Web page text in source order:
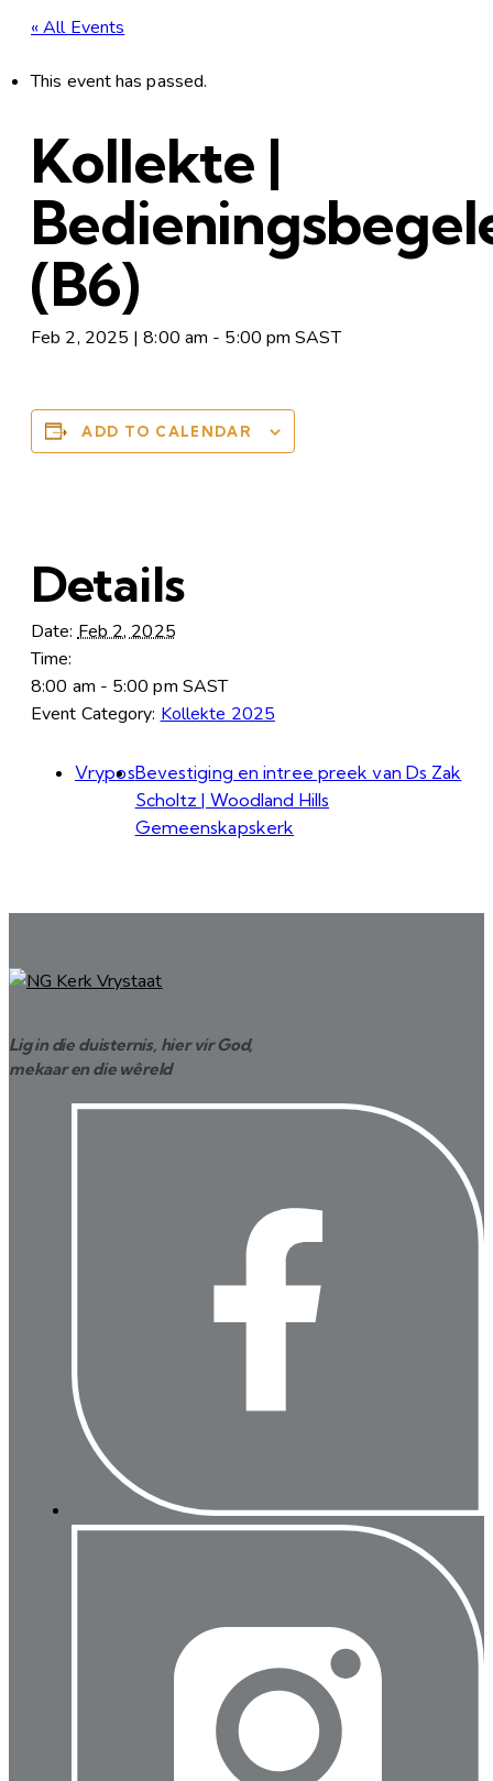
« All Events
This event has passed.
Kollekte |
(B6)
Feb 2, 2025 | 8:00 am - 5:00 pm SAST
ADD TO CALENDAR
Details
Date: Feb 2, 2025
Time:
8:00 am - 5:00 pm SAST
Event Category: Kollekte 2025
VryposBevestiging en intree preek van Ds Zak
Scholtz | Woodland Hills
Gemeenskapskerk
Lig in die duisternis, hier vir God,
mekaar en die wêreld